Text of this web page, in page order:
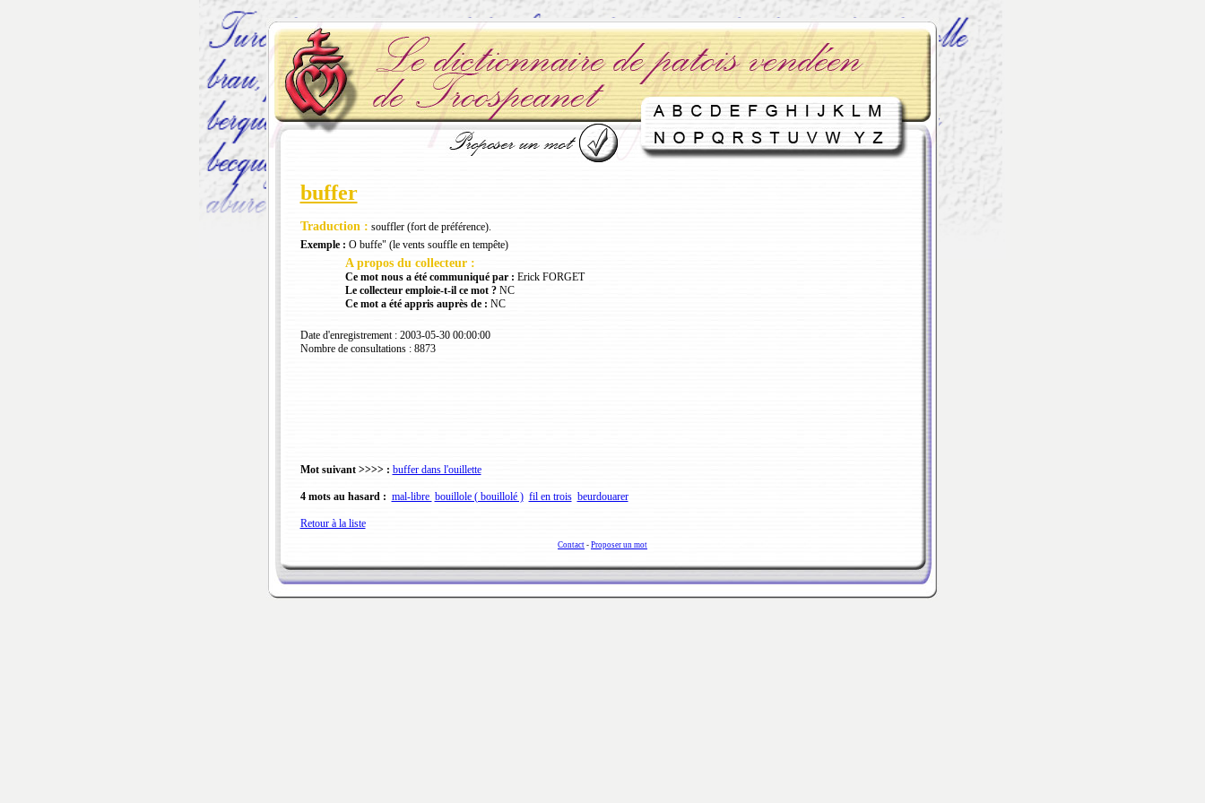
buffer
Traduction : souffler (fort de préférence).
Exemple : O buffe" (le vents souffle en tempête)
A propos du collecteur :
Ce mot nous a été communiqué par : Erick FORGET
Le collecteur emploie-t-il ce mot ?NC
Ce mot a été appris auprès de : NC
Date d'enregistrement : 2003-05-30 00:00:00
Nombre de consultations : 8873
Mot suivant >>>> : buffer dans l'ouillette
4 mots au hasard : mal-libre bouillole ( bouillolé ) fil en trois beurdouarer
Retour à la liste
Contact - Proposer un mot